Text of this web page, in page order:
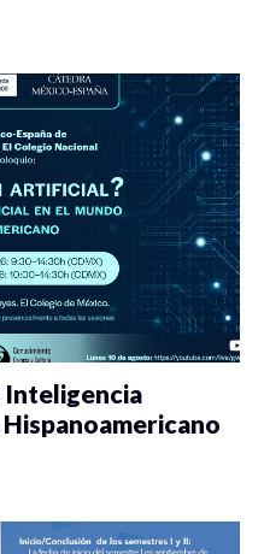
Inteligencia